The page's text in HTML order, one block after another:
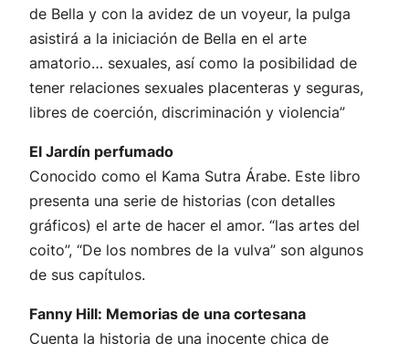
de Bella y con la avidez de un voyeur, la pulga
asistirá a la iniciación de Bella en el arte
amatorio… sexuales, así como la posibilidad de
tener relaciones sexuales placenteras y seguras,
libres de coerción, discriminación y violencia”
El Jardín perfumado
Conocido como el Kama Sutra Árabe. Este libro
presenta una serie de historias (con detalles
gráficos) el arte de hacer el amor. “las artes del
coito”, “De los nombres de la vulva” son algunos
de sus capítulos.
Fanny Hill: Memorias de una cortesana
Cuenta la historia de una inocente chica de